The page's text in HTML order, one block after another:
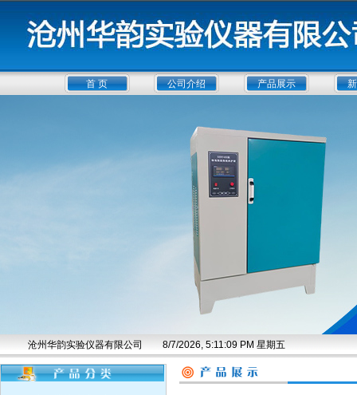
首 页 公司介绍 产品展示
沧州华韵实验仪器有限公司 8/7/2026, 5:11:10 PM 星期五